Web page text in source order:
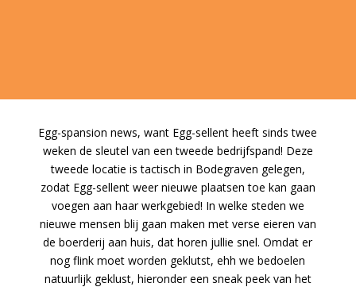
Egg-spansion news, want Egg-sellent heeft sinds twee
weken de sleutel van een tweede bedrijfspand! Deze
tweede locatie is tactisch in Bodegraven gelegen,
zodat Egg-sellent weer nieuwe plaatsen toe kan gaan
voegen aan haar werkgebied! In welke steden we
nieuwe mensen blij gaan maken met verse eieren van
de boerderij aan huis, dat horen jullie snel. Omdat er
nog flink moet worden geklutst, ehh we bedoelen
natuurlijk geklust, hieronder een sneak peek van het